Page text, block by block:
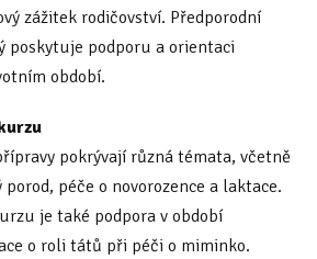
zážitek rodičovství. Předporodní
poskytuje podporu a orientaci
období.
pokrývají různá témata, včetně
péče o novorozence a laktace.
je také podpora v období
o roli tátů při péči o miminko.